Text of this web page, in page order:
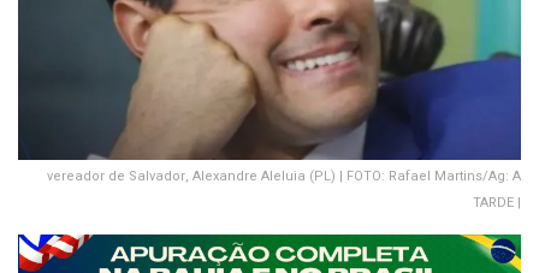
vereador de Salvador, Alexandre Aleluia (PL) | FOTO: Rafael Martins/Ag: A
TARDE |